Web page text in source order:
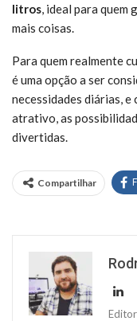
litros, ideal para quem
mais coisas.
Para quem realmente
é uma opção a ser
necessidades diárias,
atrativo, as
divertidas.
Compartilhar